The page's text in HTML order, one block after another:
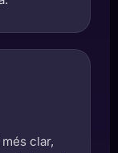
clar,